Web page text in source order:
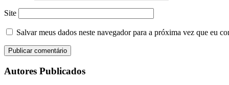
Site
Salvar meus dados neste navegador para a próxima vez que eu
Autores Publicados